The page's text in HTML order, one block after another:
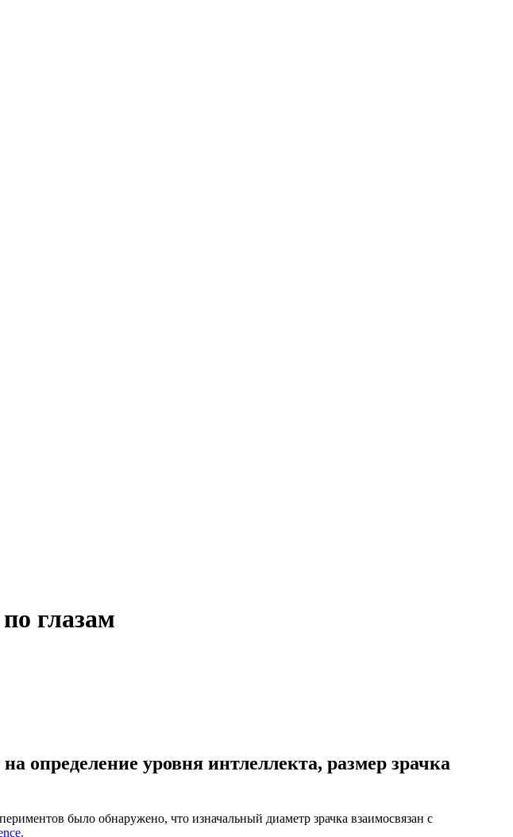
глазам
определение уровня интлеллекта, размер зрачка
было обнаружено, что изначальный диаметр зрачка взаимосвязан с